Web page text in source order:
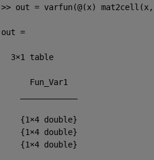
>> out = varfun(@(x)
out =
  3
×1 table
      Fun_Var1
    {1
×4 double}
    {1
×4 double}
    {1
×4 double}